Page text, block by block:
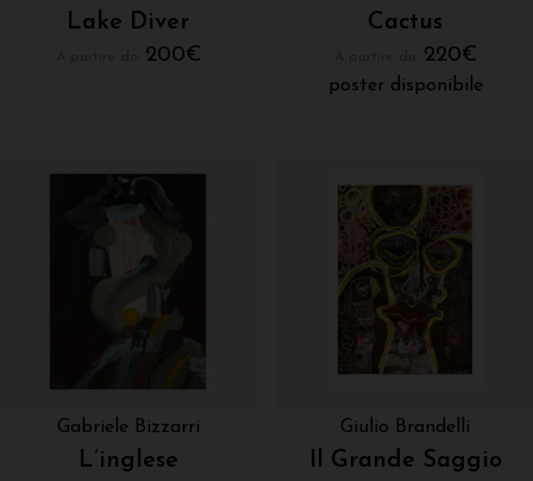
Lake Diver
200€
Cactus
220€
poster disponibile
Gabriele Bizzarri
L’inglese
Giulio Brandelli
Il Grande Saggio